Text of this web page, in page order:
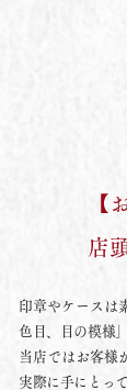
【
店
印章やケースは
色目、目の模様
当店ではお客様
実際に手にとっ